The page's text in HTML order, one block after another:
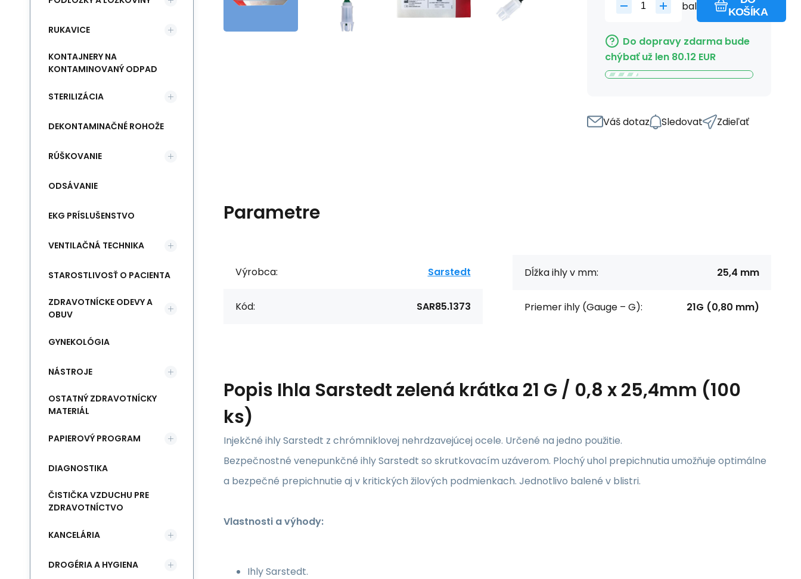
bal
KOŠÍKA
Do dopravy zdarma bude
chýbať už len 80.12 EUR
Váš dotaz Sledovat Zdieľať
Parametre
Výrobca: Sarstedt
Kód: SAR85.1373
Dĺžka ihly v mm: 25,4 mm
Priemer ihly (Gauge – G): 21G (0,80 mm)
Popis Ihla Sarstedt zelená krátka 21 G / 0,8 x 25,4mm (100
ks)
Injekčné ihly Sarstedt z chrómniklovej nehrdzavejúcej ocele. Určené na jedno použitie.
Bezpečnostné venepunkčné ihly Sarstedt so skrutkovacím uzáverom. Plochý uhol prepichnutia umožňuje optimálne
a bezpečné prepichnutie aj v kritických žilových podmienkach. Jednotlivo balené v blistri.
Vlastnosti a výhody:
Ihly Sarstedt.
RUKAVICE
KONTAJNERY NA
KONTAMINOVANÝ ODPAD
STERILIZÁCIA
DEKONTAMINAČNÉ ROHOŽE
RÚŠKOVANIE
ODSÁVANIE
EKG PRÍSLUŠENSTVO
VENTILAČNÁ TECHNIKA
STAROSTLIVOSŤ O PACIENTA
ZDRAVOTNÍCKE ODEVY A
OBUV
GYNEKOLÓGIA
NÁSTROJE
OSTATNÝ ZDRAVOTNÍCKY
MATERIÁL
PAPIEROVÝ PROGRAM
DIAGNOSTIKA
ČISTIČKA VZDUCHU PRE
ZDRAVOTNÍCTVO
KANCELÁRIA
DROGÉRIA A HYGIENA